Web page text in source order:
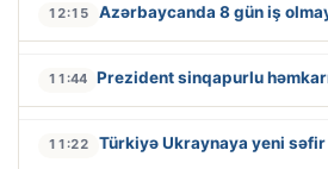
12:15 Azərbaycanda 8 gün iş
11:44 Prezident sinqapurlu
11:22 Türkiyə Ukraynaya yeni